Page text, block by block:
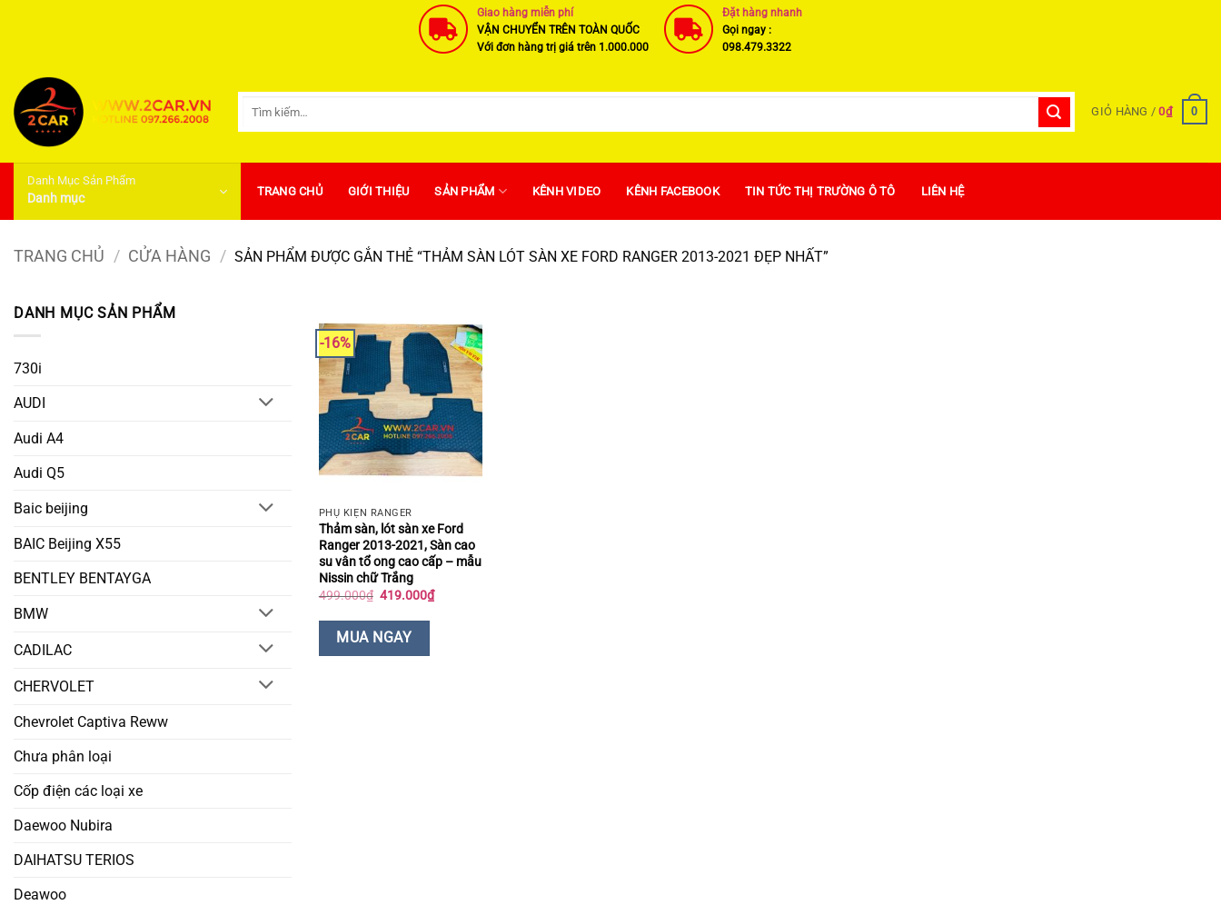
dung
Giao hàng miễn phí
VẬN CHUYỂN TRÊN TOÀN QUỐC
Với đơn hàng trị giá trên 1.000.000
Đặt hàng nhanh
Gọi ngay :
098.479.3322
GIỎ HÀNG /0₫ 0
Danh Mục Sản Phẩm
Danh mục TRANG CHỦ GIỚI THIỆU SẢN PHẨM KÊNH VIDEO KÊNH FACEBOOK TIN TỨC THỊ TRƯỜNG Ô TÔ LIÊN HỆ
TRANG CHỦ / CỬA HÀNG / SẢN PHẨM ĐƯỢC GẮN THẺ “THẢM SÀN LÓT SÀN XE FORD RANGER 2013-2021 ĐẸP NHẤT”
DANH MỤC SẢN PHẨM
730i
AUDI
Audi A4
Audi Q5
Baic beijing
BAIC Beijing X55
BENTLEY BENTAYGA
BMW
CADILAC
CHERVOLET
Chevrolet Captiva Reww
Chưa phân loại
Cốp điện các loại xe
Daewoo Nubira
DAIHATSU TERIOS
Deawoo
-16%
PHỤ KIỆN RANGER
Thảm sàn, lót sàn xe Ford
Ranger 2013-2021, Sàn cao
su vân tổ ong cao cấp – mẫu
Nissin chữ Trắng
499.000₫ Giá
là:
499.000₫.
419.000₫Giá
MUA NGAY